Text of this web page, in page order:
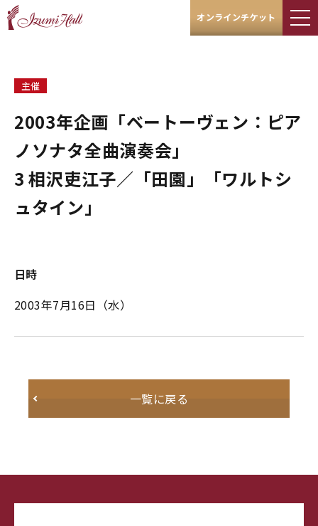
オンラインチケット
主催
2003年企画「ベートーヴェン：ピア
ノソナタ全曲演奏会」
3 相沢吏江子／「田園」「ワルトシ
ュタイン」
日時
2003年7月16日（水）
一覧に戻る